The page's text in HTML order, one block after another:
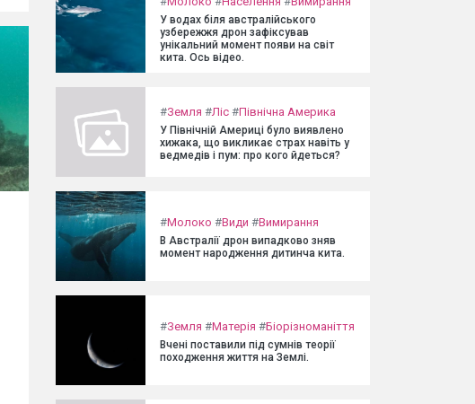
У водах біля австралійського
узбережжя дрон зафіксував
унікальний момент появи на світ
кита. Ось відео.
#Земля #Ліс #Північна Америка
У Північній Америці було виявлено
хижака, що викликає страх навіть у
ведмедів і пум: про кого йдеться?
#Молоко #Види #Вимирання
В Австралії дрон випадково зняв
момент народження дитинча кита.
#Земля #Матерія #Біорізноманіття
Вчені поставили під сумнів теорії
походження життя на Землі.